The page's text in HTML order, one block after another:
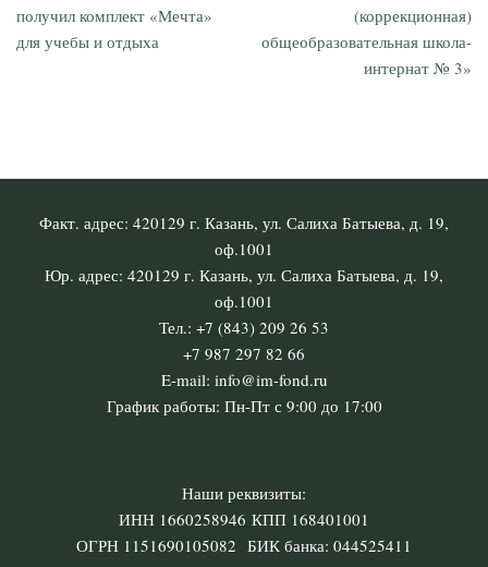
получил комплект «Мечта»
для учебы и отдыха
(коррекционная)
общеобразовательная школа-
интернат № 3»
Факт. адрес: 420129 г. Казань, ул. Салиха Батыева, д. 19,
оф.1001
Юр. адрес: 420129 г. Казань, ул. Салиха Батыева, д. 19,
оф.1001
Тел.: +7 (843) 209 26 53
+7 987 297 82 66
E-mail: info@im-fond.ru
График работы: Пн-Пт с 9:00 до 17:00
Наши реквизиты:
ИНН 1660258946 КПП 168401001
ОГРН 1151690105082 БИК банка: 044525411